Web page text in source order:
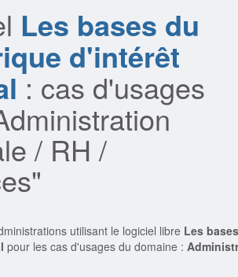
Les bases du
d'intérêt
: cas d'usages
/ RH /
utilisant le logiciel libre Les
pour les cas d'usages du domaine :